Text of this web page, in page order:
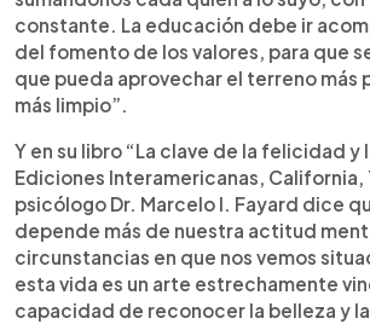
constante. La educación debe ir
del fomento de los valores, para que
que pueda aprovechar el terreno más
más limpio”.
Y en su libro “La clave de la felicidad y
Ediciones Interamericanas, California,
psicólogo Dr. Marcelo I. Fayard dice
depende más de nuestra actitud
circunstancias en que nos vemos
esta vida es un arte estrechamente
capacidad de reconocer la belleza y